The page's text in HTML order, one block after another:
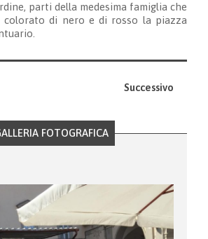
parti della medesima famiglia che
di nero e di rosso la piazza
Successivo
FOTOGRAFICA